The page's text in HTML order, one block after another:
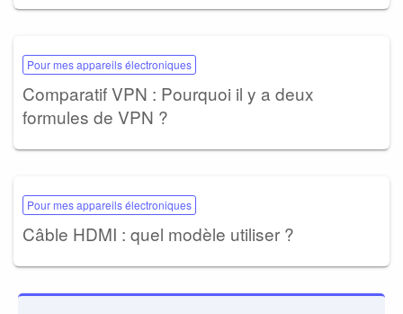
Pour mes appareils électroniques
Comparatif VPN : Pourquoi il y a deux
formules de VPN ?
Pour mes appareils électroniques
Câble HDMI : quel modèle utiliser ?